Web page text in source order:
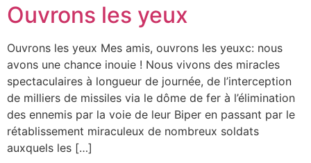
Ouvrons les yeux
Ouvrons les yeux Mes amis, ouvrons les yeuxc: nous
avons une chance inouie ! Nous vivons des miracles
spectaculaires à longueur de journée, de l’interception
de milliers de missiles via le dôme de fer à l’élimination
des ennemis par la voie de leur Biper en passant par le
rétablissement miraculeux de nombreux soldats
auxquels les […]